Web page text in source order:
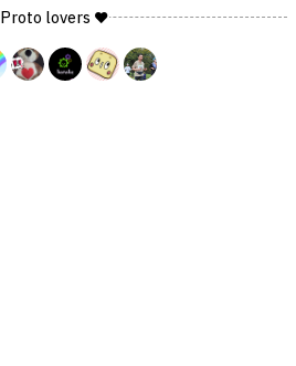
Proto lovers ♥